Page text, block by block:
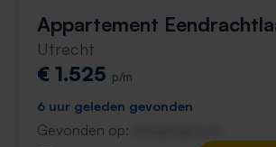
Appartement
Utrecht
€ 1.525 p/m
6 uur geleden gevonden
Gevonden op: